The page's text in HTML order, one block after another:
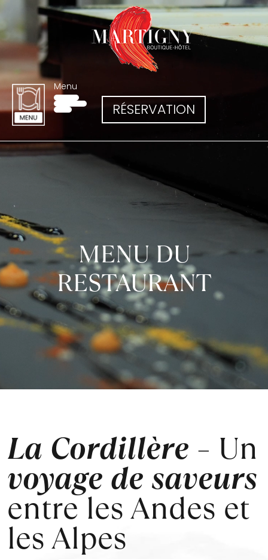
RÉSERVATION
Menu
MENU DU
RESTAURANT
La Cordillère – Un
voyage de saveurs
entreles Andes et
les Alpes